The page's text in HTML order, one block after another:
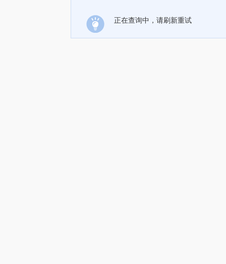
正在查询中，请刷新重试